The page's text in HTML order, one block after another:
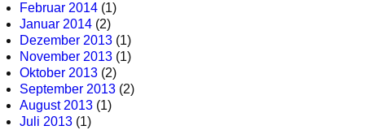
Februar 2014 (1)
Januar 2014 (2)
Dezember 2013 (1)
November 2013 (1)
Oktober 2013 (2)
September 2013 (2)
August 2013 (1)
Juli 2013 (1)